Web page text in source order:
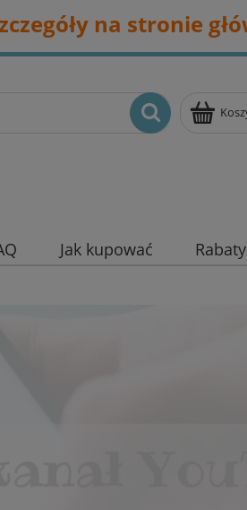
na stronie
Jak kupować Rabaty